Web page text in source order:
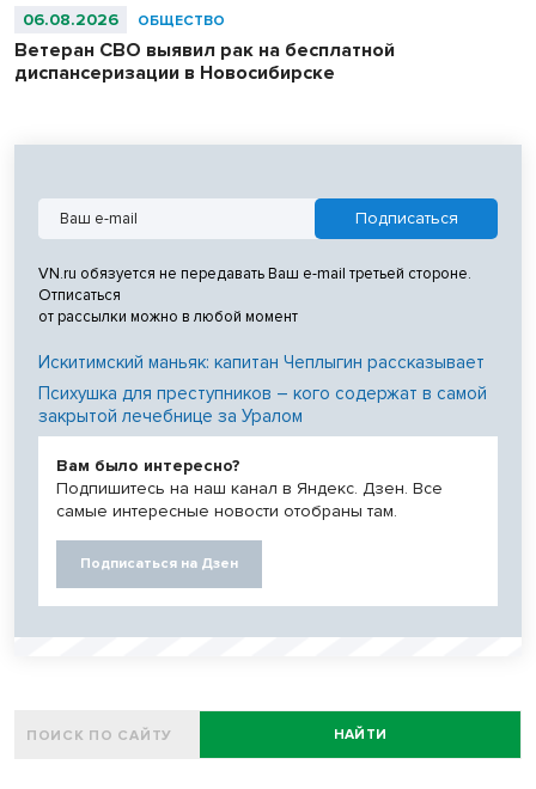
06.08.2026 ОБЩЕСТВО
Ветеран СВО выявил рак на бесплатной
диспансеризации в Новосибирске
VN.ru обязуется не передавать Ваш e-mail третьей стороне.
Отписаться
от рассылки можно в любой момент
Искитимский маньяк: капитан Чеплыгин рассказывает
Психушка для преступников – кого содержат в самой
закрытой лечебнице за Уралом
Вам было интересно?
Подпишитесь на наш канал в Яндекс. Дзен. Все
самые интересные новости отобраны там.
Подписаться на Дзен
НАЙТИ